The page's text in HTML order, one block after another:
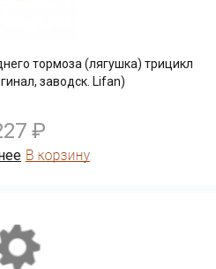
тормоза (лягушка) трицикл
заводск. Lifan)
₽